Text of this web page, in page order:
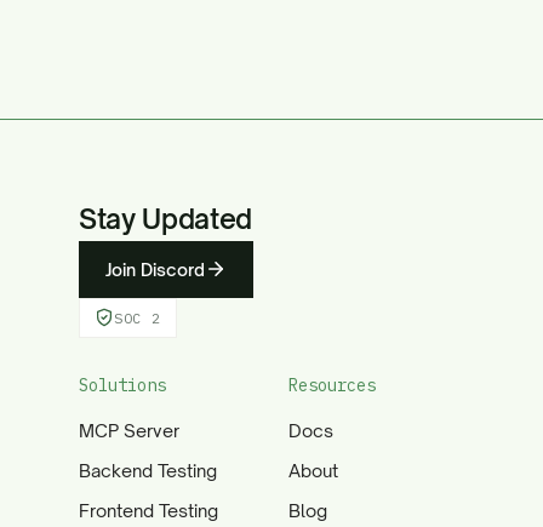
Stay Updated
Join Discord
SOC 2
Solutions
MCP Server
Backend Testing
Frontend Testing
Resources
Docs
About
Blog